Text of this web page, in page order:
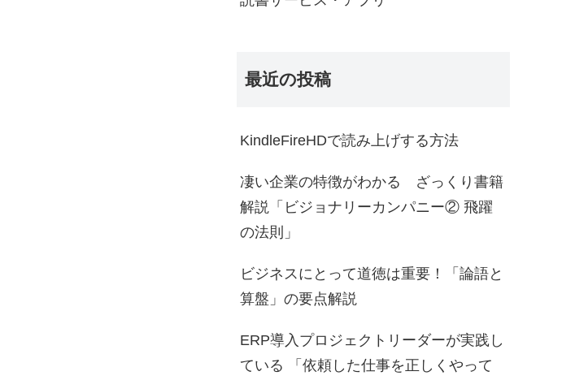
最近の投稿
KindleFireHDで読み上げする方法
凄い企業の特徴がわかる ざっくり書籍
解説「ビジョナリーカンパニー② 飛躍
の法則」
ビジネスにとって道徳は重要！「論語と
算盤」の要点解説
ERP導入プロジェクトリーダーが実践し
ている 「依頼した仕事を正しくやって